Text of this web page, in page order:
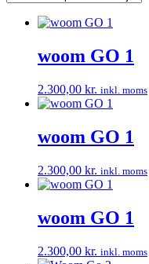
woom GO 1
2.300,00 kr. inkl. moms
woom GO 1
2.300,00 kr. inkl. moms
woom GO 1
2.300,00 kr. inkl. moms